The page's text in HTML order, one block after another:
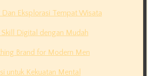
Eksplorasi Tempat Wisata
Skill Digital dengan Mudah
Brand for Modern Men
untuk Kekuatan Mental